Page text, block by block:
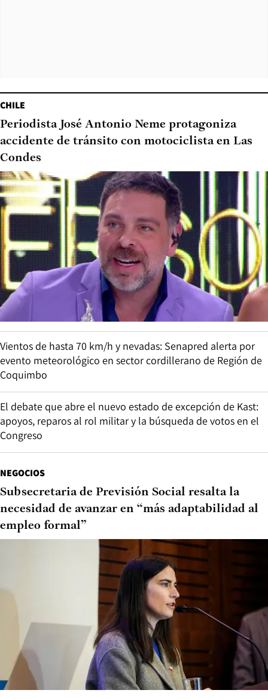
CHILE
Periodista José Antonio Neme protagoniza
accidente de tránsito con motociclista en Las
Condes
Vientos de hasta 70 km/h y nevadas: Senapred alerta por
evento meteorológico en sector cordillerano de Región de
Coquimbo
El debate que abre el nuevo estado de excepción de Kast:
apoyos, reparos al rol militar y la búsqueda de votos en el
Congreso
NEGOCIOS
Subsecretaria de Previsión Social resalta la
necesidad de avanzar en “más adaptabilidad al
empleo formal”